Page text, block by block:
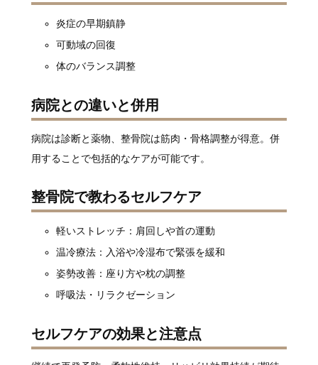
炎症の早期鎮静
可動域の回復
体のバランス調整
病院との違いと併用
病院は診断と薬物、整骨院は筋肉・骨格調整が得意。併
用することで包括的なケアが可能です。
整骨院で教わるセルフケア
軽いストレッチ：肩回しや首の運動
温冷療法：入浴や冷湿布で緊張を緩和
姿勢改善：座り方や枕の調整
呼吸法・リラクゼーション
セルフケアの効果と注意点